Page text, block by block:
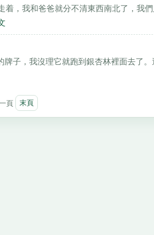
，我和爸爸就分不清東西南北了，我們
牌子，我沒理它就跑到銀杏林裡面去了
頁 末頁